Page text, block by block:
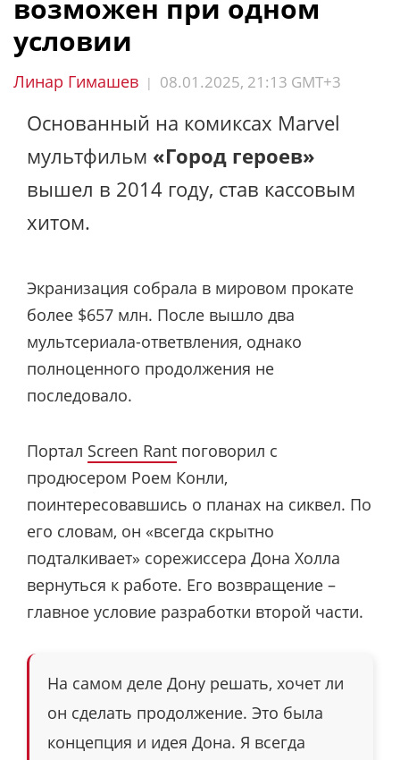
возможен при одном
условии
Линар Гимашев | 08.01.2025, 21:13 GMT+3
Основанный на комиксах Marvel
мультфильм «Город героев»
вышел в 2014 году, став кассовым
хитом.
Экранизация собрала в мировом прокате
более $657 млн. После вышло два
мультсериала-ответвления, однако
полноценного продолжения не
последовало.
Портал Screen Rant поговорил с
продюсером Роем Конли,
поинтересовавшись о планах на сиквел. По
его словам, он «всегда скрытно
подталкивает» сорежиссера Дона Холла
вернуться к работе. Его возвращение –
главное условие разработки второй части.
На самом деле Дону решать, хочет ли
он сделать продолжение. Это была
концепция и идея Дона. Я всегда